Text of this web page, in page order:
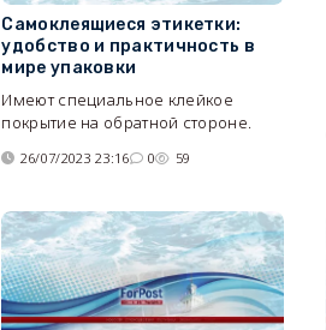
Самоклеящиеся этикетки:
удобство и практичность в
мире упаковки
Имеют специальное клейкое
покрытие на обратной стороне.
26/07/2023 23:16 0 59